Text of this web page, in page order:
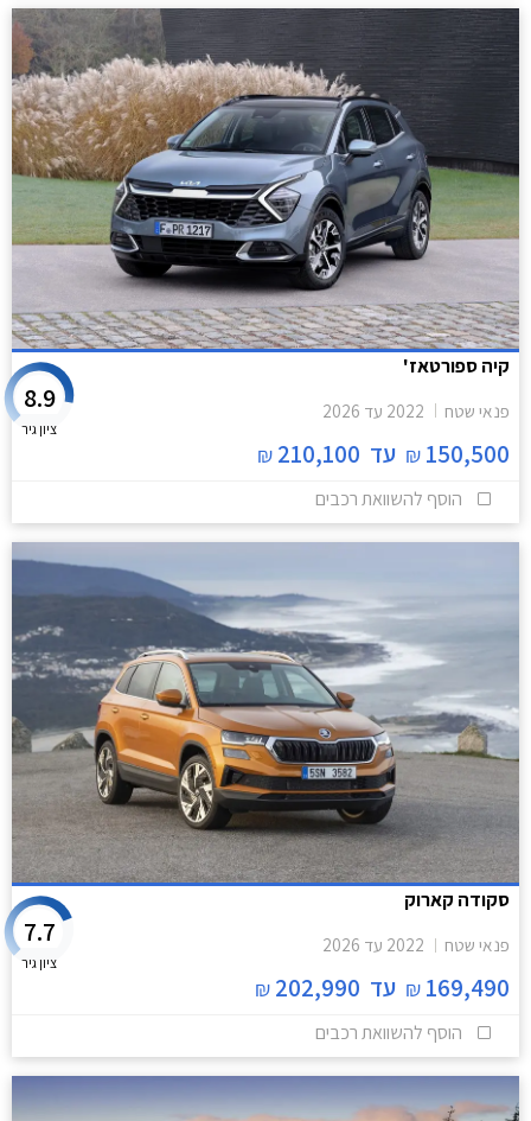
קיה ספורטאז'
פנאי שטח 2022 עד 2026
150,500
₪ עד 210,100
₪
8.9
ציון גיר
הוסף להשוואת רכבים
סקודה קארוק
פנאי שטח 2022 עד 2026
169,490
₪ עד 202,990
₪
7.7
ציון גיר
הוסף להשוואת רכבים